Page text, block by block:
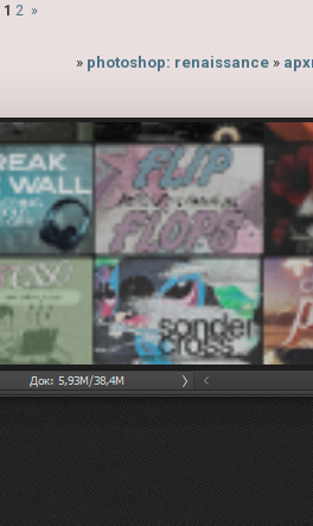
1 2 »
» photoshop: renaissance »